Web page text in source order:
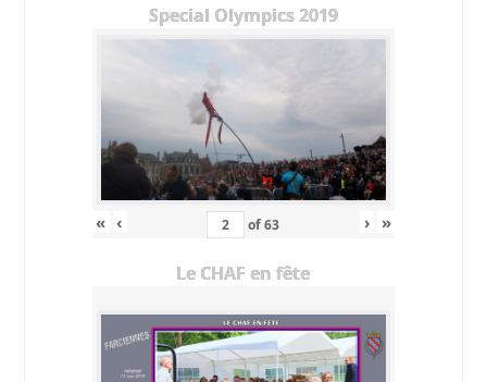
Special Olympics 2019
« ‹ of63 › »
Le CHAF en fête